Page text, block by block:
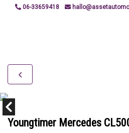
06-33659418
Youngtimer Mercedes